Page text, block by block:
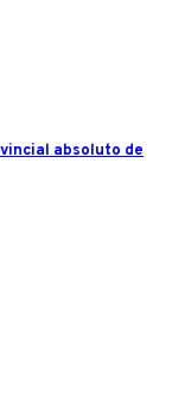
absoluto de